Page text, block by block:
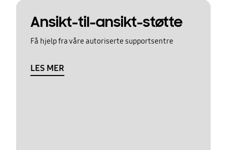
Ansikt-til-ansikt-støtte
Få hjelp fra våre autoriserte supportsentre
LES MER